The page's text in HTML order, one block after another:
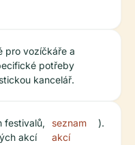
pro vozíčkáře a
potřeby
kancelář.
festivalů,
akcí
seznam
akcí
).